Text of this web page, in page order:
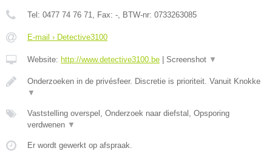
Tel: 0477 74 76 71, Fax: -, BTW-nr: 0733263085
E-mail › Detective3100
Website: http://www.detective3100.be Screenshot ▼
Onderzoeken in de privésfeer. Discretie is prioriteit. Vanuit Knokke
▼
Vaststelling overspel, Onderzoek naar diefstal, Opsporing
verdwenen ▼
Er wordt gewerkt op afspraak.